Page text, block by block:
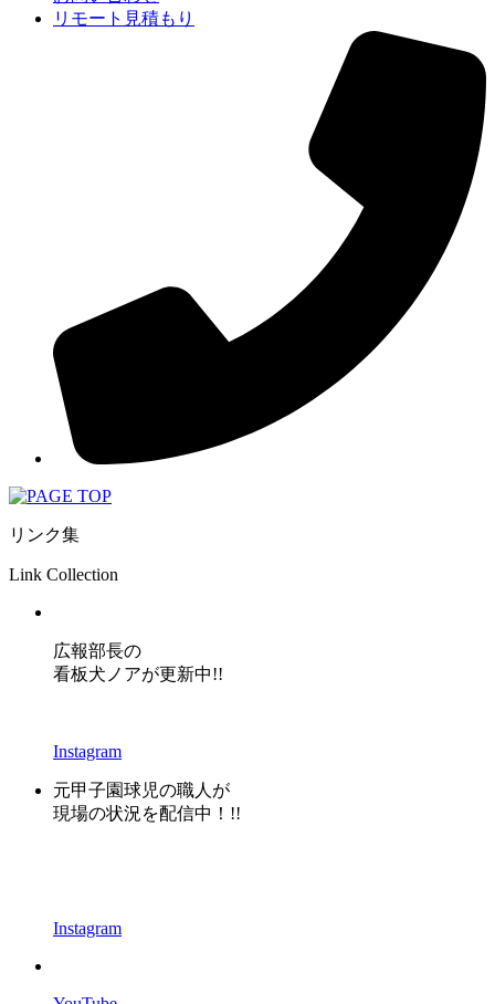
リモート見積もり
リンク集
Link Collection
広報部長の
看板犬ノアが更新中!!
Instagram
元甲子園球児の職人が
現場の状況を配信中！!!
Instagram